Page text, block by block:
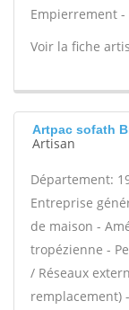
Empierrement
Voir la fiche
Artpac sofath
Artisan
Département:
Entreprise
de maison -
tropézienne -
/ Réseaux
remplacement)